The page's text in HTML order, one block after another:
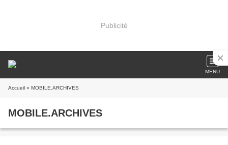
Publicité
MENU
Accueil » MOBILE.ARCHIVES
MOBILE.ARCHIVES